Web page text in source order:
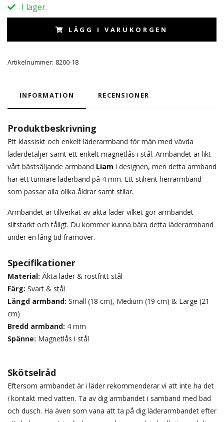
I lager.
LÄGG I VARUKORGEN
Artikelnummer: 8200-18
INFORMATION RECENSIONER
Produktbeskrivning
Ett klassiskt och enkelt läderarmband för män med vävda
läderdetaljer samt ett enkelt magnetlås i stål. Armbandet är likt
vårt bästsäljande armband Liam i designen, men detta armband
har ett tunnare läderband på 4 mm. Ett stilrent herrarmband
som passar alla olika åldrar samt stilar.
Armbandet är tillverkat av äkta läder vilket gör armbandet
slitstarkt och tåligt. Du kommer kunna bära detta läderarmband
under en lång tid framöver.
Specifikationer
Material: Äkta läder & rostfritt stål
Färg: Svart & stål
Längd armband: Small (18 cm), Medium (19 cm) & Large (21
cm)
Bredd armband: 4 mm
Spänne: Magnetlås i stål
Skötselråd
Eftersom armbandet är i läder rekommenderar vi att inte ha det
i kontakt med vatten. Ta av dig armbandet i samband med bad
och dusch. Ha även som vana att ta på dig läderarmbandet efter